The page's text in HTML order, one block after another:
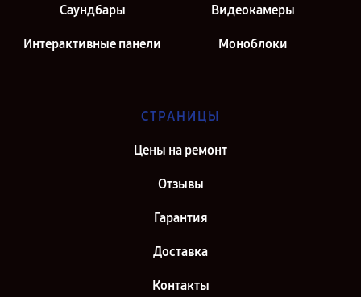
Саундбары Видеокамеры
Интерактивные панели Моноблоки
СТРАНИЦЫ
Цены на ремонт
Отзывы
Гарантия
Доставка
Контакты